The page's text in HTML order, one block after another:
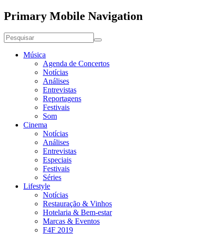
Primary Mobile Navigation
Música
Agenda de Concertos
Notícias
Análises
Entrevistas
Reportagens
Festivais
Som
Cinema
Notícias
Análises
Entrevistas
Especiais
Festivais
Séries
Lifestyle
Notícias
Restauração & Vinhos
Hotelaria & Bem-estar
Marcas & Eventos
F4F 2019